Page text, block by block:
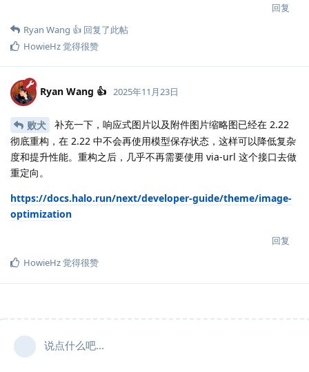
回复
Ryan Wang 👍 回复了此帖
HowieHz觉得很赞
Ryan Wang 👍 2025年11月23日
败犬
补充一下，响应式图片以及附件图片缩略图已经在 2.22
彻底重构，在 2.22 中不会再使用模型保存状态，这样可以降低复杂
度和提升性能。重构之后，几乎不再需要使用 via-url 这个接口去做
重定向。
https://docs.halo.run/next/developer-guide/theme/image-
optimization
回复
HowieHz觉得很赞
说点什么吧...